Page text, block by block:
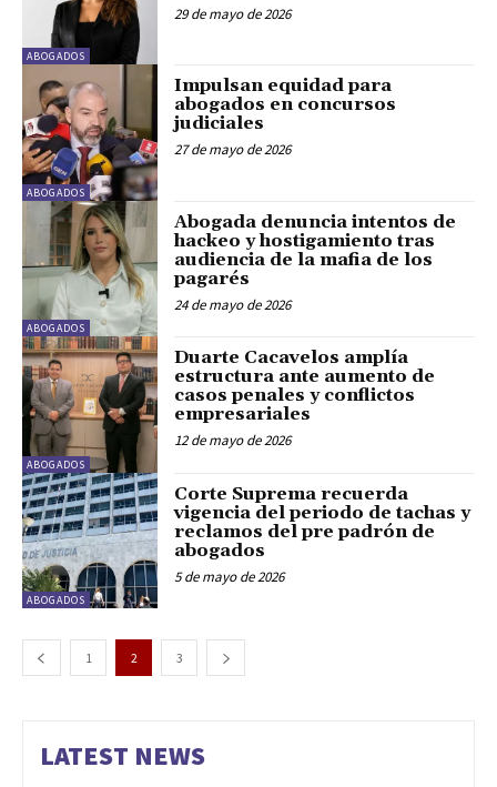
ABOGADOS
29 de mayo de 2026
ABOGADOS
Impulsan equidad para
abogados en concursos
judiciales
27 de mayo de 2026
ABOGADOS
Abogada denuncia intentos de
hackeo y hostigamiento tras
audiencia de la mafia de los
pagarés
24 de mayo de 2026
ABOGADOS
Duarte Cacavelos amplía
estructura ante aumento de
casos penales y conflictos
empresariales
12 de mayo de 2026
ABOGADOS
Corte Suprema recuerda
vigencia del periodo de tachas y
reclamos del pre padrón de
abogados
5 de mayo de 2026
1 2 3
LATEST NEWS